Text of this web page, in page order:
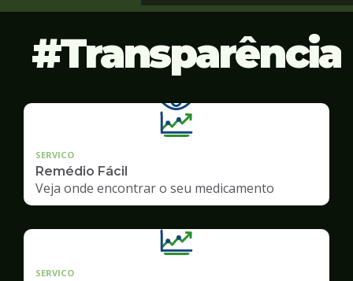
Transparência
SERVICO
Remédio Fácil
Veja onde encontrar o seu medicamento
SERVICO